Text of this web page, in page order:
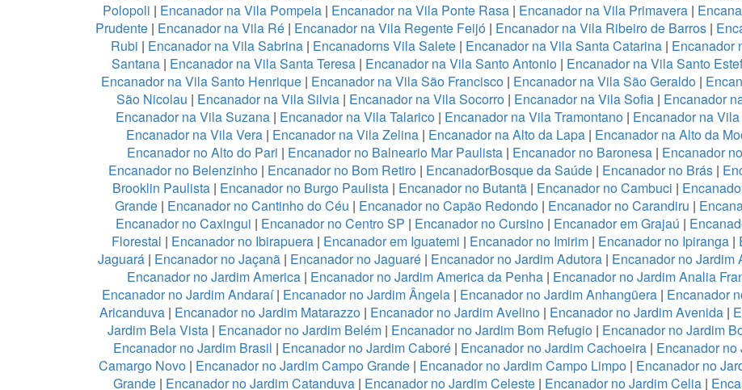
Polopoli | Encanador na Vila Pompeia| Encanador na Vila Ponte Rasa| Encanador na Vila Primavera|
Prudente| Encanador na Vila Ré| Encanador na Vila Regente Feijó| Encanador na Vila Ribeiro de Barros|
Rubi | Encanador na Vila Sabrina | Encanadorns Vila Salete | Encanador na Vila Santa Catarina | Encanador
Santana | Encanador na Vila Santa Teresa | Encanador na Vila Santo Antonio | Encanador na Vila Santo
Encanador na Vila Santo Henrique| Encanador na Vila São Francisco| Encanador na Vila São Geraldo|
São Nicolau | Encanador na Vila Silvia| Encanador na Vila Socorro| Encanador na Vila Sofia| Encanador
Encanador na Vila Suzana| Encanador na Vila Talarico| Encanador na Vila Tramontano| Encanador na
Encanador na Vila Vera | Encanador na Vila Zelina | Encanador na Alto da Lapa | Encanador na Alto da
Encanador no Alto do Pari | Encanador no Balneario Mar Paulista | Encanador no Baronesa | Encanador
Encanador no Belenzinho| Encanador no Bom Retiro| EncanadorBosque da Saúde| Encanador no Brás|
Brooklin Paulista | Encanador no Burgo Paulista | Encanador no Butantã | Encanador no Cambuci |
Grande | Encanador no Cantinho do Céu | Encanador no Capão Redondo | Encanador no Carandiru |
Encanador no Caxingui | Encanador no Centro SP | Encanador no Cursino| Encanador em Grajaú |
Florestal | Encanador no Ibirapuera | Encanador em Iguatemi | Encanador no Imirim | Encanador no Ipiranga |
Jaguará | Encanador no Jaçanã | Encanador no Jaguaré | Encanador no Jardim Adutora | Encanador no Jardim
Encanador no Jardim America | Encanador no Jardim America da Penha | Encanador no Jardim Analia
Encanador no Jardim Andaraí| Encanador no Jardim Ângela | Encanador no Jardim Anhangüera | Encanador
Aricanduva| Encanador no Jardim Matarazzo| Encanador no Jardim Avelino| Encanador no Jardim Avenida|
Jardim Bela Vista | Encanador no Jardim Belém | Encanador no Jardim Bom Refugio | Encanador no Jardim
Encanador no Jardim Brasil | Encanador no Jardim Caboré| Encanador no Jardim Cachoeira| Encanador
Camargo Novo | Encanador no Jardim Campo Grande | Encanador no Jardim Campo Limpo | Encanador no
Grande | Encanador no Jardim Catanduva | Encanador no Jardim Celeste | Encanador no Jardim Celia |